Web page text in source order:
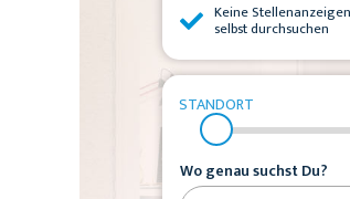
Keine Stellenanzeigen
selbst durchsuchen
STANDORT
Wo genau suchst Du?